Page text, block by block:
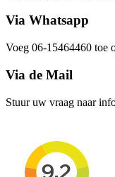
Via Whatsapp
Voeg 06-15464460 toe
Via de Mail
Stuur uw vraag naar